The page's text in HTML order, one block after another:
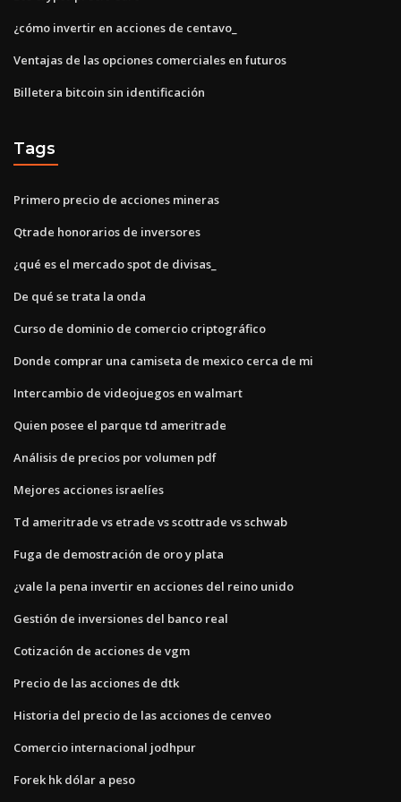
¿cómo invertir en acciones de centavo_
Ventajas de las opciones comerciales en futuros
Billetera bitcoin sin identificación
Tags
Primero precio de acciones mineras
Qtrade honorarios de inversores
¿qué es el mercado spot de divisas_
De qué se trata la onda
Curso de dominio de comercio criptográfico
Donde comprar una camiseta de mexico cerca de mi
Intercambio de videojuegos en walmart
Quien posee el parque td ameritrade
Análisis de precios por volumen pdf
Mejores acciones israelíes
Td ameritrade vs etrade vs scottrade vs schwab
Fuga de demostración de oro y plata
¿vale la pena invertir en acciones del reino unido
Gestión de inversiones del banco real
Cotización de acciones de vgm
Precio de las acciones de dtk
Historia del precio de las acciones de cenveo
Comercio internacional jodhpur
Forek hk dólar a peso